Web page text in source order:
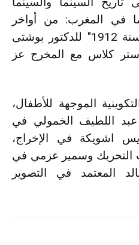
في المغرب: من أواخر
القرن التاسع عشر إلى سنة 1912″ للدكتور بوشتى
كلاس مع المخرج عز
الموجهة للأطفال،
اللطيف الخمولي في
اشويكة في الإخراج،
التحريك وسمير عزمي في
المعتمد في التصوير